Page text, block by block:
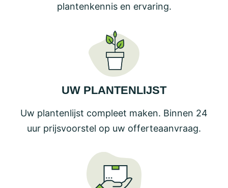
plantenkennis en ervaring.
UW PLANTENLIJST
Uw plantenlijst compleet maken. Binnen 24
uur prijsvoorstel op uw offerteaanvraag.